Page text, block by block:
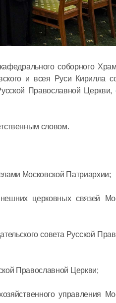
соборного
и всея Руси Кирилла
Православной Церкви,
словом.
Московской Патриархии;
церковных связей
совета Русской
Православной Церкви;
управления
Антоний
08 июля в 12:30
Митрополит
секретарем